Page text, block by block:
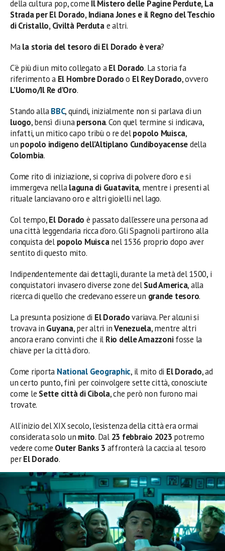
della cultura pop, come Il Mistero delle Pagine Perdute, La
Strada per El Dorado, Indiana Jones e il Regno del Teschio
di Cristallo, Civiltà Perdutae altri.
Mala storia del tesoro di El Dorado è vera?
C’è più di un mito collegato aEl Dorado. La storia fa
riferimento a El Hombre Doradoo El Rey Dorado, ovvero
L’Uomo/Il Re d’Oro.
Stando allaBBC, quindi, inizialmente non si parlava di un
luogo, bensì di unapersona. Con quel termine si indicava,
infatti, un mitico capo tribù o re delpopolo Muisca,
un popolo indigeno dell’Altiplano Cundiboyacensedella
Colombia.
Come rito di iniziazione, si copriva di polvere d’oro e si
immergeva nellalaguna di Guatavita, mentre i presenti al
rituale lanciavano oro e altri gioielli nel lago.
Col tempo,El Dorado è passato dall’essere una persona ad
una città leggendaria ricca d’oro. Gli Spagnoli partirono alla
conquista del popolo Muiscanel 1536 proprio dopo aver
sentito di questo mito.
Indipendentemente dai dettagli, durante la metà del 1500, i
conquistatori invasero diverse zone delSud America, alla
ricerca di quello che credevano essere un grande tesoro.
La presunta posizione di El Doradovariava. Per alcuni si
trovava in Guyana, per altri inVenezuela, mentre altri
ancora erano convinti che il Rio delle Amazzonifosse la
chiave per la città d’oro.
Come riporta National Geographic, il mito di El Dorado, ad
un certo punto, finì per coinvolgere sette città, conosciute
come le Sette città di Cibola, che però non furono mai
trovate.
All’inizio del XIX secolo, l’esistenza della città era ormai
considerata solo un mito. Dal 23 febbraio 2023 potremo
vedere come Outer Banks 3 affronterà la caccia al tesoro
perEl Dorado.